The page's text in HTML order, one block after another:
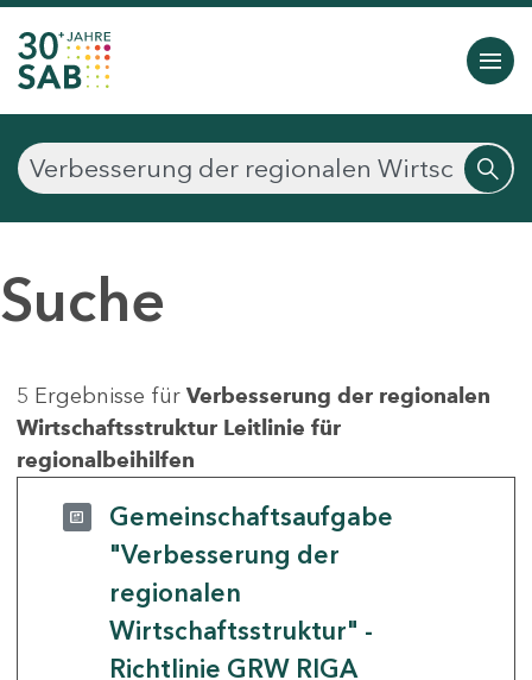
Suche
5 Ergebnisse für Verbesserung der regionalen
Wirtschaftsstruktur Leitlinie für
regionalbeihilfen
Gemeinschaftsaufgabe
"Verbesserung der
regionalen
Wirtschaftsstruktur" -
Richtlinie GRW RIGA